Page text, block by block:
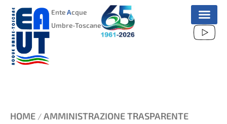
VAI
CONTENUTO
EnteAcque
Umbre-Toscane
HOME / AMMINISTRAZIONE TRASPARENTE